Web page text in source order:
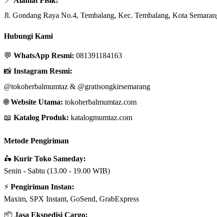
Jl. Gondang Raya No.4, Tembalang, Kec. Tembalang, Kota
Hubungi Kami
💬 WhatsApp Resmi: 081391184163
📸 Instagram Resmi:
@tokoherbalmumtaz & @gratisongkirsemarang
🌐Website Utama: tokoherbalmumtaz.com
📖 Katalog Produk: katalogmumtaz.com
Metode Pengiriman
🛵 Kurir Toko Sameday:
Senin - Sabtu (13.00 - 19.00 WIB)
⚡ Pengiriman Instan:
Maxim, SPX Instant, GoSend, GrabExpress
📦 Jasa Ekspedisi Cargo: